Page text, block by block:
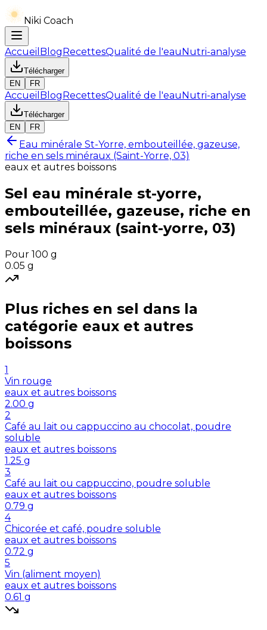
Niki Coach
Accueil BlogRecettesQualité de l'eauNutri-analyse
Télécharger
EN
FR
Accueil BlogRecettesQualité de l'eauNutri-analyse
Télécharger
EN
FR
Eau minérale St-Yorre, embouteillée, gazeuse,
riche en sels minéraux (Saint-Yorre, 03)
eaux et autres boissons
Sel eau minérale st-yorre,
embouteillée, gazeuse, riche en
sels minéraux (saint-yorre, 03)
Pour 100 g
0.05 g
Plus riches en sel dans la
catégorie eaux et autres
boissons
1
Vin rouge
eaux et autres boissons
2.00 g
2
Café au lait ou cappuccino au chocolat, poudre
soluble
eaux et autres boissons
1.25 g
3
Café au lait ou cappuccino, poudre soluble
eaux et autres boissons
0.79 g
4
Chicorée et café, poudre soluble
eaux et autres boissons
0.72 g
5
Vin (aliment moyen)
eaux et autres boissons
0.61 g